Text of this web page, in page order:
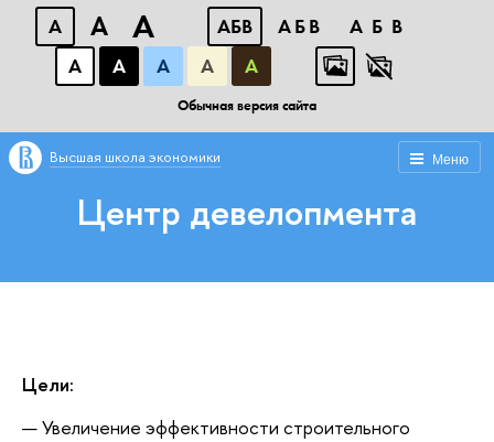
A A A АБВ АБВ
АБВ
А
А А А А
Обычная версия сайта
Меню
Высшая школа экономики
Центр девелопмента
Цели:
Увеличение эффективности строительного